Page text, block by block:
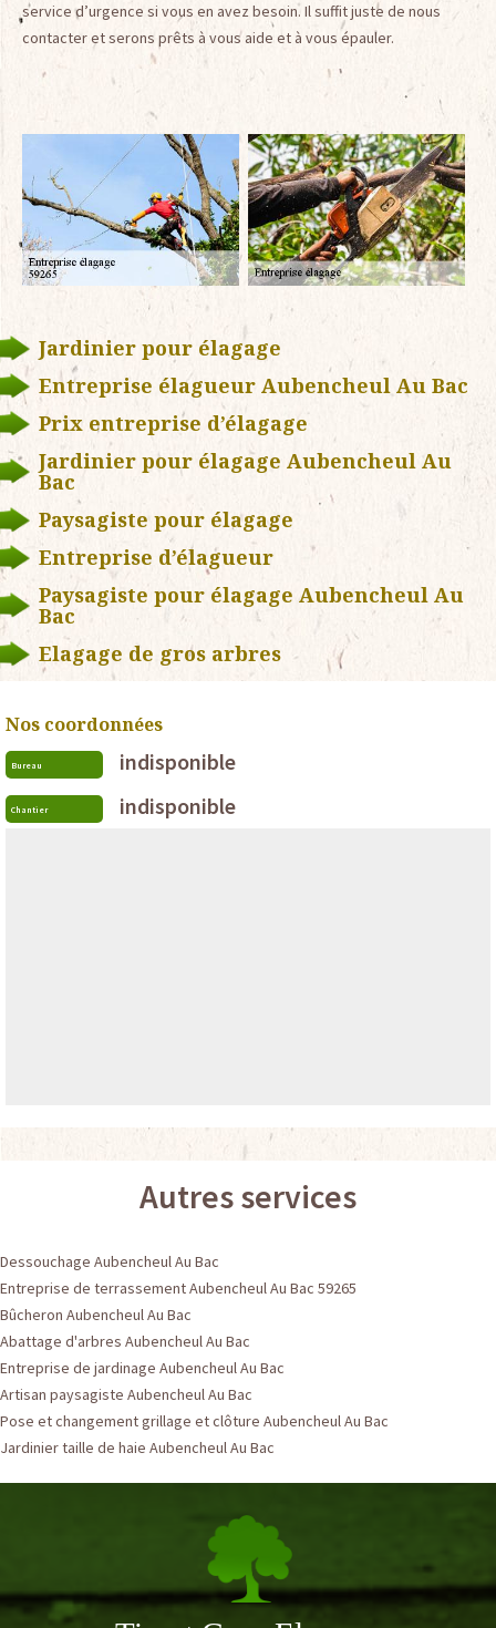
service d’urgence si vous en avez besoin. Il suffit juste de nous
contacter et serons prêts à vous aide et à vous épauler.
Jardinier pour élagage
Entreprise élagueur Aubencheul Au Bac
Prix entreprise d’élagage
Jardinier pour élagage Aubencheul Au
Bac
Paysagiste pour élagage
Entreprise d’élagueur
Paysagiste pour élagage Aubencheul Au
Bac
Elagage de gros arbres
Nos coordonnées
Bureau indisponible
Chantier indisponible
Autres services
Dessouchage Aubencheul Au Bac
Entreprise de terrassement Aubencheul Au Bac 59265
Bûcheron Aubencheul Au Bac
Abattage d'arbres Aubencheul Au Bac
Entreprise de jardinage Aubencheul Au Bac
Artisan paysagiste Aubencheul Au Bac
Pose et changement grillage et clôture Aubencheul Au Bac
Jardinier taille de haie Aubencheul Au Bac